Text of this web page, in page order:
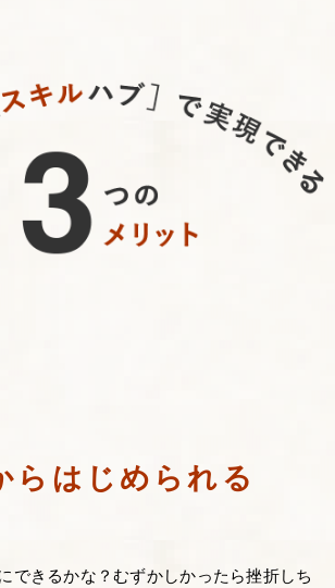
らはじめられる
できるかな？むずかしかったら挫折しち